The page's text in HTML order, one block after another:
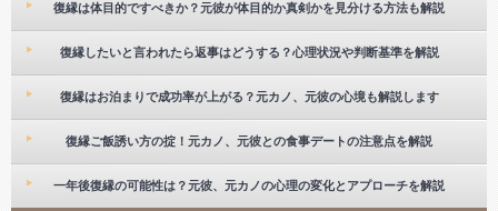
復縁は体目的ですべきか？元彼が体目的か真剣かを見分ける方法も解説
復縁したいと言われたら返事はどうする？心理状況や判断基準を解説
復縁はお泊まりで成功率が上がる？元カノ、元彼の心境も解説します
復縁ご飯誘い方の掟！元カノ、元彼との食事デートの注意点を解説
一年後復縁の可能性は？元彼、元カノの心理の変化とアプローチを解説